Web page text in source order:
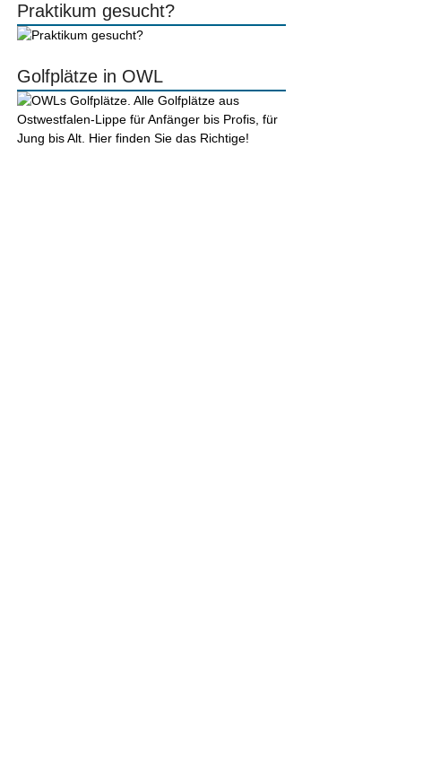
Praktikum gesucht?
Golfplätze in OWL